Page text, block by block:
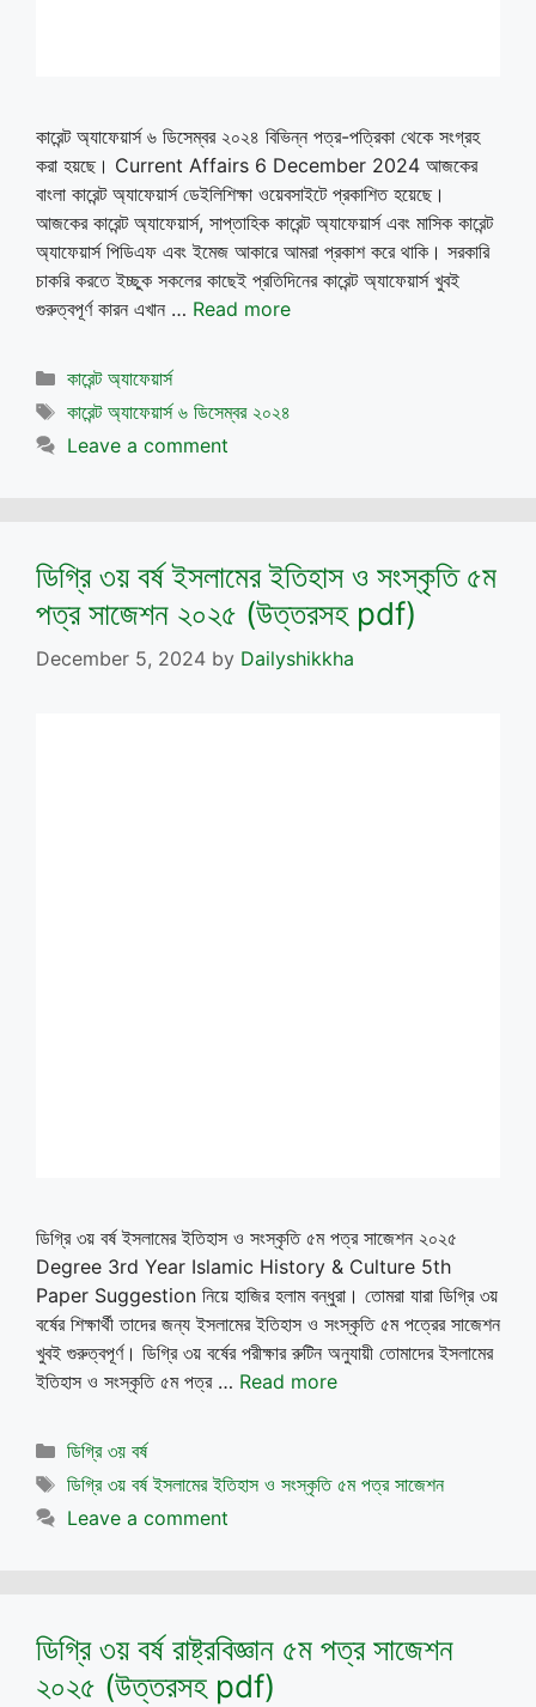
কারেন্ট অ্যাফেয়ার্স ৬ ডিসেম্বর ২০২৪ বিভিন্ন পত্র-পত্রিকা থেকে সংগ্রহ
করা হয়ছে। Current Affairs 6 December 2024 আজকের
বাংলা কারেন্ট অ্যাফেয়ার্স ডেইলিশিক্ষা ওয়েবসাইটে প্রকাশিত হয়েছে।
আজকের কারেন্ট অ্যাফেয়ার্স, সাপ্তাহিক কারেন্ট অ্যাফেয়ার্স এবং মাসিক কারেন্ট
অ্যাফেয়ার্স পিডিএফ এবং ইমেজ আকারে আমরা প্রকাশ করে থাকি। সরকারি
চাকরি করতে ইচ্ছুক সকলের কাছেই প্রতিদিনের কারেন্ট অ্যাফেয়ার্স খুবই
গুরুত্বপূর্ণ কারন এখান … Read more
Categories
কারেন্ট অ্যাফেয়ার্স
Tags
কারেন্ট অ্যাফেয়ার্স ৬ ডিসেম্বর ২০২৪
Leave a comment
ডিগ্রি ৩য় বর্ষ ইসলামের ইতিহাস ও সংস্কৃতি ৫ম
পত্র সাজেশন ২০২৫ (উত্তরসহ pdf)
December 5, 2024 by Dailyshikkha
ডিগ্রি ৩য় বর্ষ ইসলামের ইতিহাস ও সংস্কৃতি ৫ম পত্র সাজেশন ২০২৫
Degree 3rd Year Islamic History & Culture 5th
Paper Suggestion নিয়ে হাজির হলাম বন্ধুরা। তোমরা যারা ডিগ্রি ৩য়
বর্ষের শিক্ষার্থী তাদের জন্য ইসলামের ইতিহাস ও সংস্কৃতি ৫ম পত্রের সাজেশন
খুবই গুরুত্বপূর্ণ। ডিগ্রি ৩য় বর্ষের পরীক্ষার রুটিন অনুযায়ী তোমাদের ইসলামের
ইতিহাস ও সংস্কৃতি ৫ম পত্র … Read more
Categories
ডিগ্রি ৩য় বর্ষ
Tags
ডিগ্রি ৩য় বর্ষ ইসলামের ইতিহাস ও সংস্কৃতি ৫ম পত্র সাজেশন
Leave a comment
ডিগ্রি ৩য় বর্ষ রাষ্ট্রবিজ্ঞান ৫ম পত্র সাজেশন
২০২৫ (উত্তরসহ pdf)